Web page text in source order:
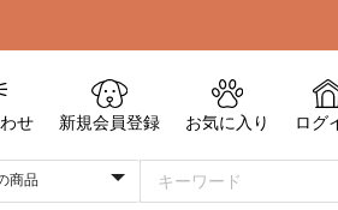
せ 新規会員登録 お気に入り ログ